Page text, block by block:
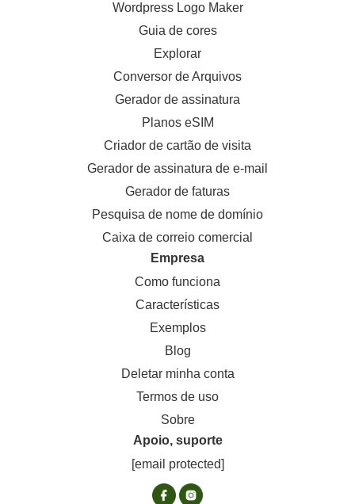
Wordpress Logo Maker
Guia de cores
Explorar
Conversor de Arquivos
Gerador de assinatura
Planos eSIM
Criador de cartão de visita
Gerador de assinatura de e-mail
Gerador de faturas
Pesquisa de nome de domínio
Caixa de correio comercial
Empresa
Como funciona
Características
Exemplos
Blog
Deletar minha conta
Termos de uso
Sobre
Apoio, suporte
[email protected]